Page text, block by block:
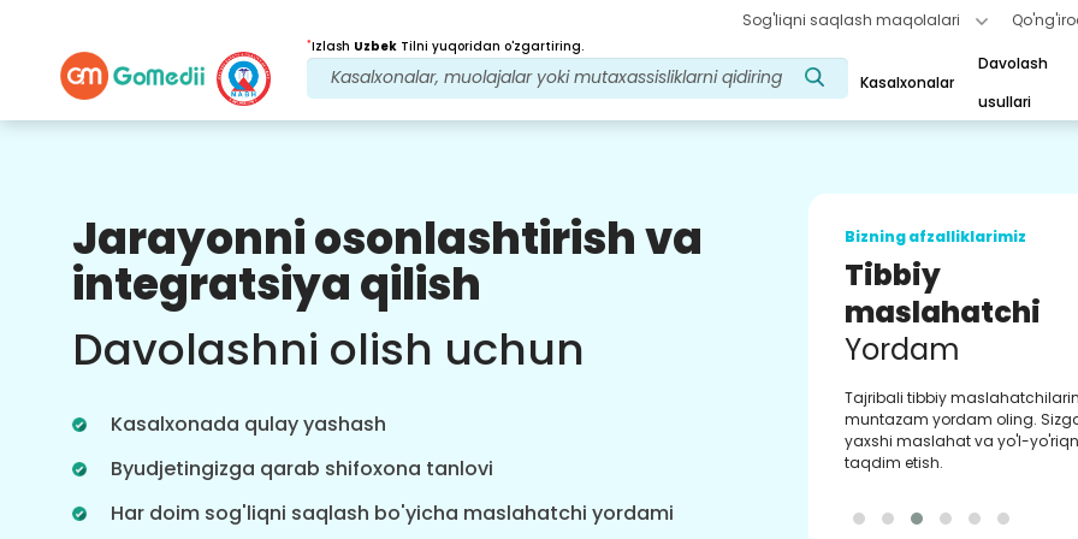
Sog'liqni saqlash maqolalari
*Izlash Uzbek Tilni yuqoridan o'zgartiring.
Kasalxonalar
Davolash
usullari
Jarayonni osonlashtirish va
integratsiya qilish
Davolashni olish uchun
Kasalxonada qulay yashash
Byudjetingizga qarab shifoxona tanlovi
Har doim sog'liqni saqlash bo'yicha maslahatchi yordami
Bizning afzalliklarimiz
Davolanishdan
keyingikuzatuv
parvarishi
muammolaringizni hal qilish uchun
24x7 tibbiy va bemorlarni qo'llab-
quvvatlang. Davolanish ehtiyojlaringiz
haqida muntazam yangilanishlar.
Bizning afzalliklarimiz
Tibbiy
maslahatchi
Yordam
Tajribali tibbiy
muntazam yordam oling.
yaxshi maslahat va yo'l-
taqdim etish.